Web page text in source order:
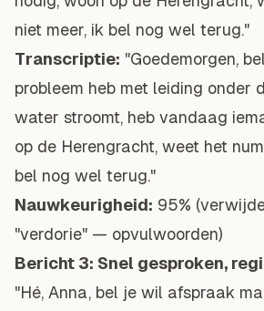
niet meer, ik bel nog wel terug."
Transcriptie: "Goedemorgen,
probleem heb met leiding onder
water stroomt, heb vandaag
op de Herengracht, weet het
bel nog wel terug."
Nauwkeurigheid: 95%
"verdorie" — opvulwoorden)
Bericht 3: Snel gesproken,
"Hé, Anna, bel je wil afspraak